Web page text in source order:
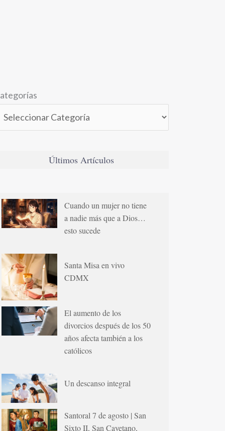
Últimos Artículos
Cuando un mujer no tiene
a nadie más que a Dios…
esto sucede
Santa Misa en vivo
CDMX
El aumento de los
divorcios después de los 50
años afecta también a los
católicos
Un descanso integral
Santoral 7 de agosto | San
Sixto II, San Cayetano,